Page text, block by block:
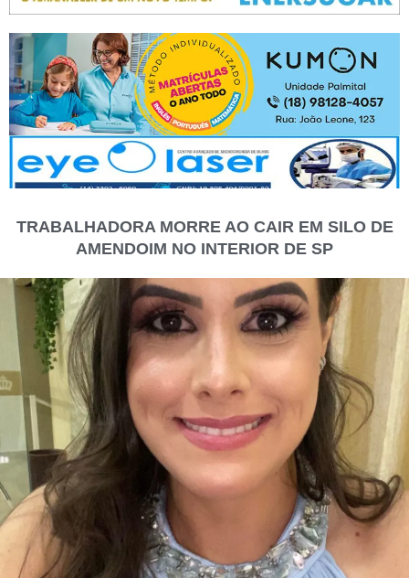
TRABALHADORA MORRE AO CAIR EM SILO DE
AMENDOIM NO INTERIOR DE SP